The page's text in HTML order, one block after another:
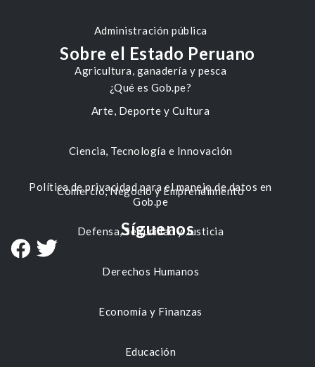
Administración pública
Agricultura, ganadería y pesca
Arte, Deporte y Cultura
Ciencia, Tecnología e Innovación
Comercio, Negocio y Emprendimiento
Defensa, Seguridad y Justicia
Derechos Humanos
Economía y Finanzas
Educación
Sobre el Estado Peruano
¿Qué es Gob.pe?
Política de privacidad para el manejo de datos en
Gob.pe
Síguenos